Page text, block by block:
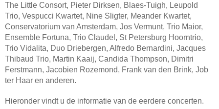
The Little Consort, Pieter Dirksen, Blaes-Tuigh, Leupold
Trio, Vespucci Kwartet, Nine Sligter, Meander Kwartet,
Conservatorium van Amsterdam, Jos Vermunt, Trio Maior,
Ensemble Fortuna, Trio Claudel, St Petersburg Hoorntrio,
Trio Vidalita, Duo Driebergen, Alfredo Bernardini, Jacques
Thibaud Trio, Martin Kaaij, Candida Thompson, Dimitri
Ferstmann, Jacobien Rozemond, Frank van den Brink, Job
ter Haar en anderen.
Hieronder vindt u de informatie van de eerdere concerten.